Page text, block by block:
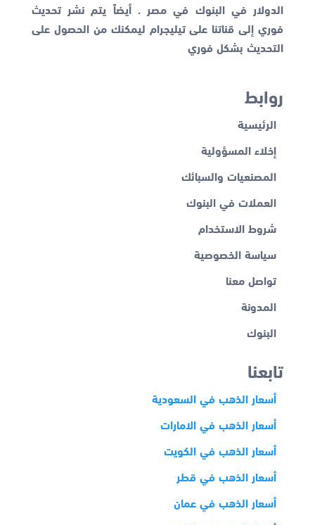
الدولار في البنوك في مصر . أيضاً يتم نشر تحديث
فوري إلى قناتنا على تيليجرام ليمكنك من الحصول على
التحديث بشكل فوري
روابط
الرئيسية
إخلاء المسؤولية
المصنعيات والسبائك
العملات في البنوك
شروط الاستخدام
سياسة الخصوصية
تواصل معنا
المدونة
البنوك
تابعنا
أسعار الذهب في السعودية
أسعار الذهب في الامارات
أسعار الذهب في الكويت
أسعار الذهب في قطر
أسعار الذهب في عمان